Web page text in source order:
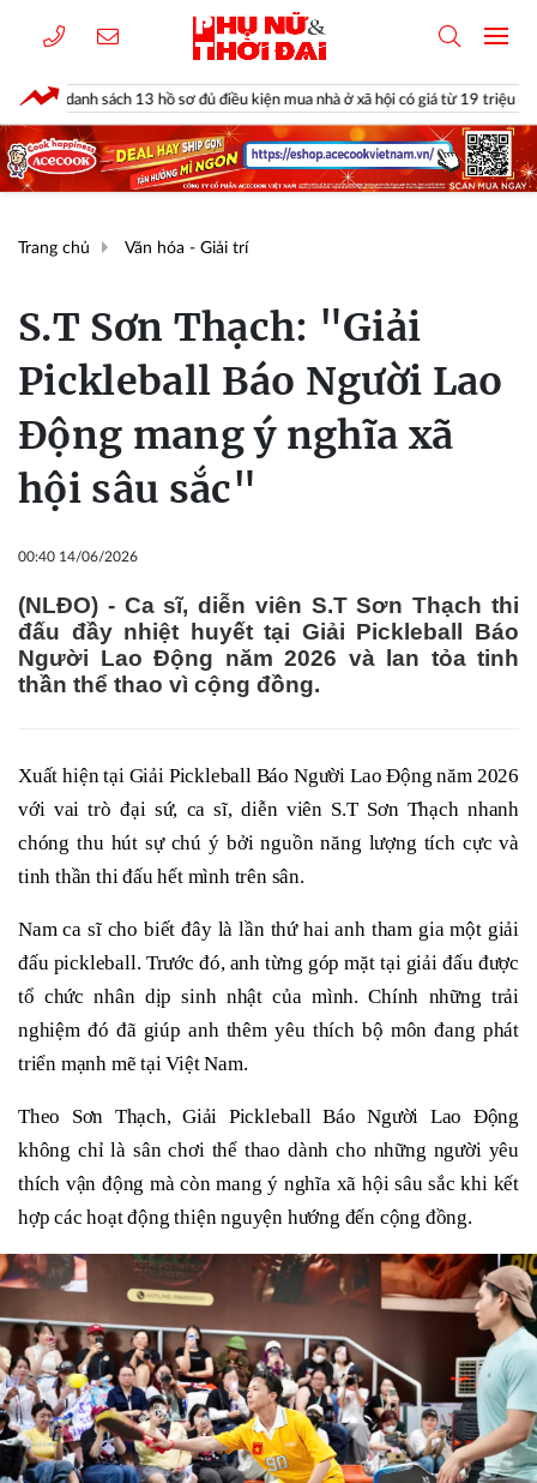
sơ đủ điều kiện mua nhà ở xã hội có giá từ 19 triệu đồng/m² Vì sao
Trang chủ Văn hóa - Giải trí
S.T Sơn Thạch: "Giải
Pickleball Báo Người Lao
Động mang ý nghĩa xã
hội sâu sắc"
00:40 14/06/2026
(NLĐO) - Ca sĩ, diễn viên S.T Sơn Thạch thi
đấu đầy nhiệt huyết tại Giải Pickleball Báo
Người Lao Động năm 2026 và lan tỏa tinh
thần thể thao vì cộng đồng.
Xuất hiện tại Giải Pickleball Báo Người Lao Động năm 2026
với vai trò đại sứ, ca sĩ, diễn viên S.T Sơn Thạch nhanh
chóng thu hút sự chú ý bởi nguồn năng lượng tích cực và
tinh thần thi đấu hết mình trên sân.
Nam ca sĩ cho biết đây là lần thứ hai anh tham gia một giải
đấu pickleball. Trước đó, anh từng góp mặt tại giải đấu được
tổ chức nhân dịp sinh nhật của mình. Chính những trải
nghiệm đó đã giúp anh thêm yêu thích bộ môn đang phát
triển mạnh mẽ tại Việt Nam.
Theo Sơn Thạch, Giải Pickleball Báo Người Lao Động
không chỉ là sân chơi thể thao dành cho những người yêu
thích vận động mà còn mang ý nghĩa xã hội sâu sắc khi kết
hợp các hoạt động thiện nguyện hướng đến cộng đồng.